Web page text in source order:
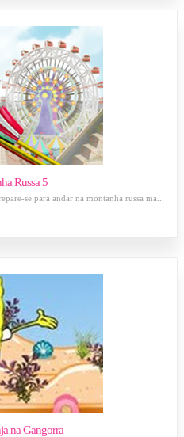
Russa 5
se para andar na montanha russa ma...
na Gangorra